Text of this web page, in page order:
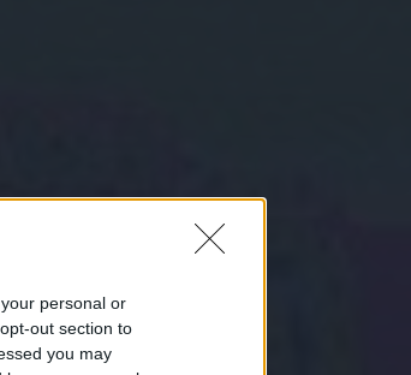
personal or
out section to
you may